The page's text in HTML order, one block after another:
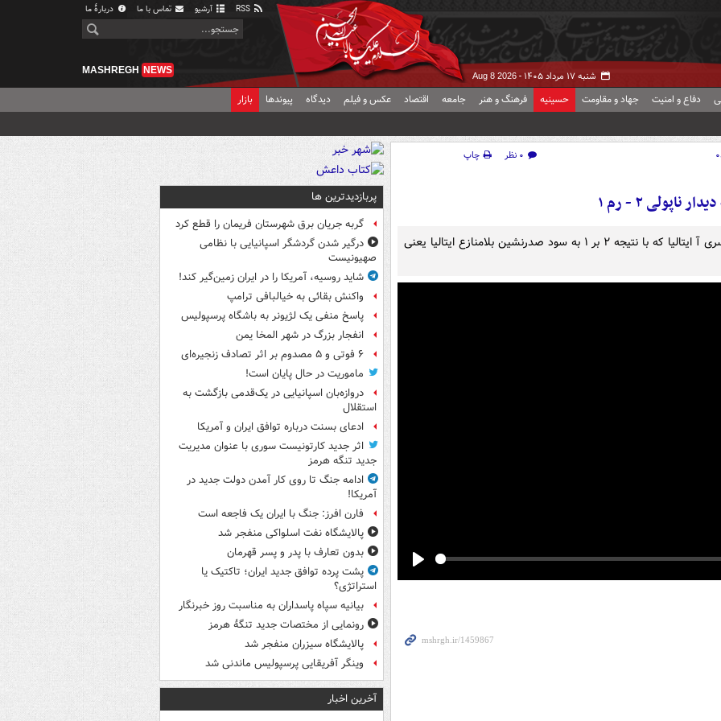
آرشیو تماس با ما دربارهٔ ما
شنبه ۱۷ مرداد ۱۴۰۵ - Aug 8 2026
MASHREGH NEWS
دفاع و امنیت جهاد و مقاومت حسینیه فرهنگ و هنر جامعه اقتصاد عکس و فیلم دیدگاه پیوندها بازار
۰ نظر
چاپ
ناپولی ۲ - رم ۱
خلاصه بازی ناپولی و رم در چارچوب هفته ۲۰ رقابت‌های سری آ ایتالیا که با نتیجه ۲ بر ۱ به سود صدرنشین بلامنازع ایتالیا یعنی
پربازدیدترین ها
گربه جریان برق شهرستان فریمان را قطع کرد
درگیر شدن گردشگر اسپانیایی با نظامی
صهیونیست
شاید روسیه، آمریکا را در ایران زمین‌گیر کند!
واکنش بقائی به خیالبافی ترامپ
پاسخ منفی یک لژیونر به باشگاه پرسپولیس
انفجار بزرگ در شهر المخا یمن
۶ فوتی و ۵ مصدوم بر اثر تصادف زنجیره‌ای
ماموریت در حال پایان است!
دروازه‌بان اسپانیایی در یک‌قدمی بازگشت به
استقلال
ادعای بسنت درباره توافق ایران و آمریکا
اثر جدید کارتونیست سوری با عنوان مدیریت
جدید تنگه هرمز
ادامه جنگ تا روی کار آمدن دولت جدید در
آمریکا!
فارن افرز: جنگ با ایران یک فاجعه است
پالایشگاه نفت اسلواکی منفجر شد
بدون تعارف با پدر و پسر قهرمان
پشت پرده توافق جدید ایران؛ تاکتیک یا
استراتژی؟
بیانیه سپاه پاسداران به مناسبت روز خبرنگار
رونمایی از مختصات جدید تنگۀ هرمز
پالایشگاه سیزران منفجر شد
وینگر آفریقایی پرسپولیس ماندنی شد
آخرین اخبار